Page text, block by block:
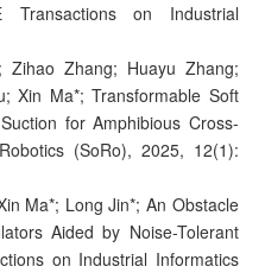
on Industrial
Zhang; Huayu Zhang;
Xin Ma*; Transformable Soft
for Amphibious Cross-
(SoRo), 2025, 12(1):
Ma*; Long Jin*; An Obstacle
Aided by Noise-Tolerant
on Industrial Informatics